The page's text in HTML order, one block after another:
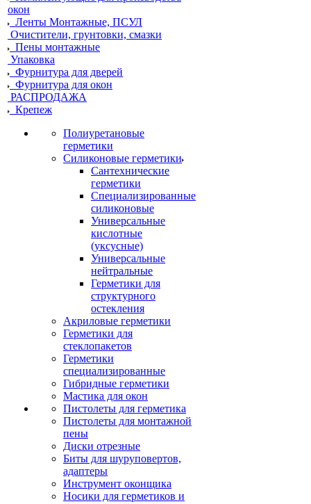
окон
Ленты Монтажные, ПСУЛ
Очистители, грунтовки, смазки
Пены монтажные
Упаковка
Фурнитура для дверей
Фурнитура для окон
РАСПРОДАЖА
Крепеж
Полиуретановые
герметики
Силиконовые герметики
Сантехнические
герметики
Специализированные
силиконовые
Универсальные
кислотные
(уксусные)
Универсальные
нейтральные
Герметики для
структурного
остекления
Акриловые герметики
Герметики для
стеклопакетов
Герметики
специализированные
Гибридные герметики
Мастика для окон
Пистолеты для герметика
Пистолеты для монтажной
пены
Диски отрезные
Биты для шуруповертов,
адаптеры
Инструмент оконщика
Носики для герметиков и